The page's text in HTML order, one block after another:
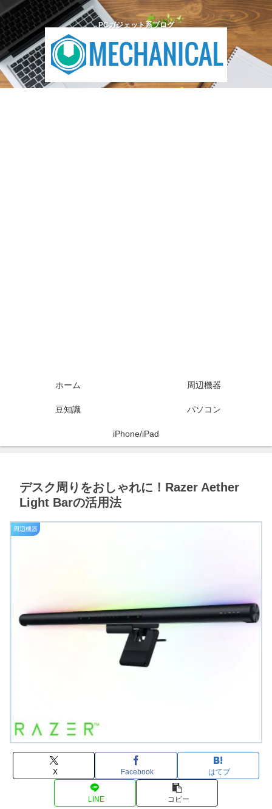
PCガジェット系ブログ
ホーム 周辺機器
豆知識 パソコン
iPhone/iPad
デスク周りをおしゃれに！Razer Aether
Light Barの活用法
周辺機器
X Facebook はてブ
LINE コピー